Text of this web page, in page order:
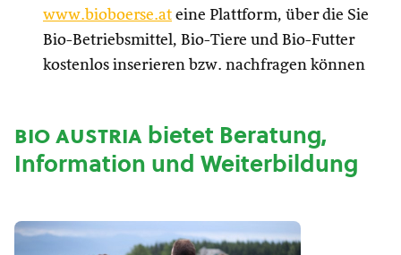
www.bioboerse.at eine Plattform, über die Sie
Bio-Betriebsmittel, Bio-Tiere und Bio-Futter
kostenlos inserieren bzw. nachfragen können
bio austriabietet Beratung,
Information und Weiterbildung